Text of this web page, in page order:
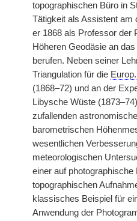
topographischen Büro in
Tätigkeit als Assistent am
er 1868 als Professor der
Höheren Geodäsie an
berufen. Neben seiner
Triangulation für die Europ.
(1868–72) und an der
Libysche Wüste
zufallenden
barometrischen
wesentlichen
meteorologischen
einer auf photographische
topographischen
klassisches Beispiel für
Anwendung der